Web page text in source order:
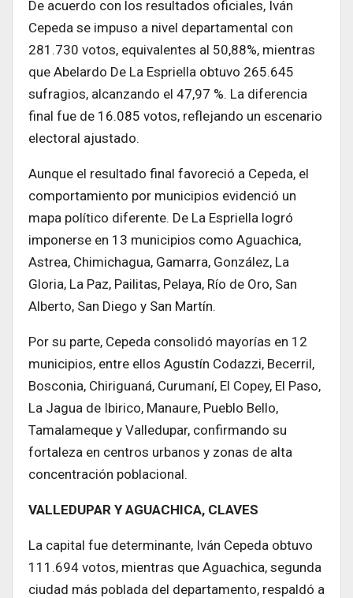
De acuerdo con los resultados oficiales, Iván
Cepeda se impuso a nivel departamental con
281.730 votos, equivalentes al 50,88%, mientras
que Abelardo De La Espriella obtuvo 265.645
sufragios, alcanzando el 47,97 %. La diferencia
final fue de 16.085 votos, reflejando un escenario
electoral ajustado.
Aunque el resultado final favoreció a Cepeda, el
comportamiento por municipios evidenció un
mapa político diferente. De La Espriella logró
imponerse en 13 municipios como Aguachica,
Astrea, Chimichagua, Gamarra, González, La
Gloria, La Paz, Pailitas, Pelaya, Río de Oro, San
Alberto, San Diego y San Martín.
Por su parte, Cepeda consolidó mayorías en 12
municipios, entre ellos Agustín Codazzi, Becerril,
Bosconia, Chiriguaná, Curumaní, El Copey, El Paso,
La Jagua de Ibirico, Manaure, Pueblo Bello,
Tamalameque y Valledupar, confirmando su
fortaleza en centros urbanos y zonas de alta
concentración poblacional.
VALLEDUPAR Y AGUACHICA, CLAVES
La capital fue determinante, Iván Cepeda obtuvo
111.694 votos, mientras que Aguachica, segunda
ciudad más poblada del departamento, respaldó a